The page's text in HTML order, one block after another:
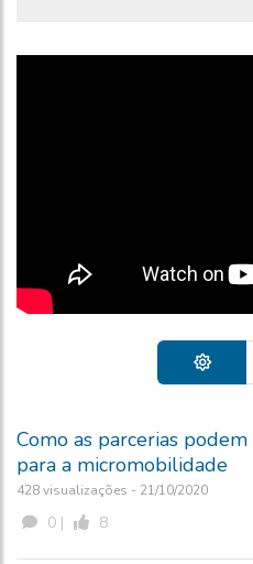
Como as parcerias
para a micromobilidade
428 visualizações - 21/10/2020
0 | 8